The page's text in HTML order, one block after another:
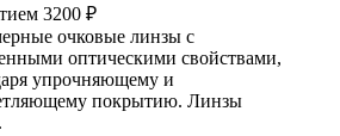
3200 ₽
очковые линзы с
оптическими свойствами,
упрочняющему и
покрытию. Линзы